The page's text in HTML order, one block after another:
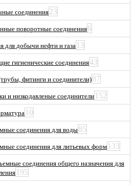
соединения23
поворотные соединения6
для добычи нефти и газа 13
гигиенические соединения43
фитинги и соединители)87
и низкодавленые соединители 152
10
соединения для воды85
соединения для литьевых форм 133
соединения общего назначения для
195